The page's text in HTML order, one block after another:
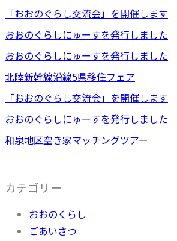
「おおのぐらし交流会」を開催します
おおのぐらしにゅーすを発行しました
おおのぐらしにゅーすを発行しました
北陸新幹線沿線5県移住フェア
「おおのぐらし交流会」を開催します
おおのぐらしにゅーすを発行しました
和泉地区空き家マッチングツアー
カテゴリー
おおのくらし
ごあいさつ